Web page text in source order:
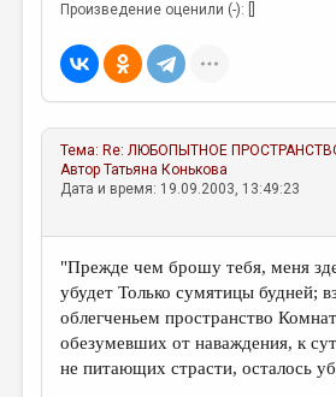
Произведение оценили (-): []
Тема: Re: ЛЮБОПЫТНОЕ
АвторТатьяна Конькова
Дата и время: 19.09.2003, 13:49:23
"Прежде чем брошу тебя, меня
убудет Только сумятицы будней;
облегченьем пространство
обезумевших от наваждения, к
не питающих страсти, осталось